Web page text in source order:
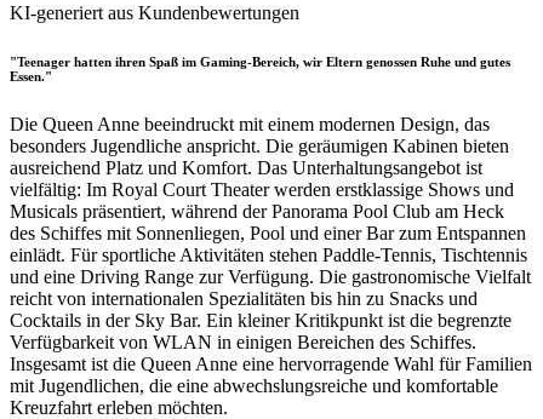
KI-generiert aus Kundenbewertungen
"Teenager hatten ihren Spaß im Gaming-Bereich, wir Eltern genossen Ruhe und gutes
Essen."
Die Queen Anne beeindruckt mit einem modernen Design, das
besonders Jugendliche anspricht. Die geräumigen Kabinen bieten
ausreichend Platz und Komfort. Das Unterhaltungsangebot ist
vielfältig: Im Royal Court Theater werden erstklassige Shows und
Musicals präsentiert, während der Panorama Pool Club am Heck
des Schiffes mit Sonnenliegen, Pool und einer Bar zum Entspannen
einlädt. Für sportliche Aktivitäten stehen Paddle-Tennis, Tischtennis
und eine Driving Range zur Verfügung. Die gastronomische Vielfalt
reicht von internationalen Spezialitäten bis hin zu Snacks und
Cocktails in der Sky Bar. Ein kleiner Kritikpunkt ist die begrenzte
Verfügbarkeit von WLAN in einigen Bereichen des Schiffes.
Insgesamt ist die Queen Anne eine hervorragende Wahl für Familien
mit Jugendlichen, die eine abwechslungsreiche und komfortable
Kreuzfahrt erleben möchten.